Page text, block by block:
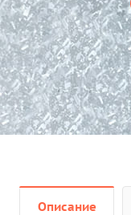
отклики). В
аспектах жизни
трудности,
Описание